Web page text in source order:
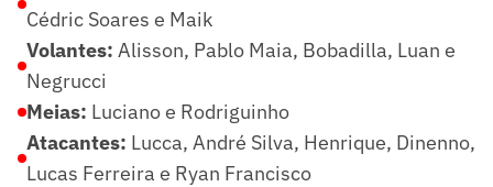
Cédric Soares e Maik
Volantes: Alisson, Pablo Maia, Bobadilla, Luan e
Negrucci
Meias: Luciano e Rodriguinho
Atacantes: Lucca, André Silva, Henrique, Dinenno,
Lucas Ferreira e Ryan Francisco